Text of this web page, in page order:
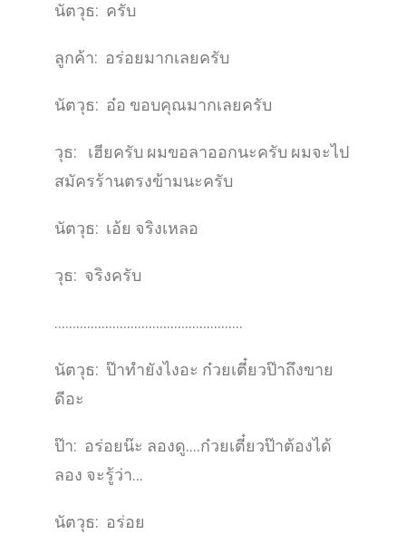
นัตวุธ: ครับ
ลูกค้า: อร่อยมากเลยครับ
นัตวุธ: อ๋อ ขอบคุณมากเลยครับ
วุธ: เฮียครับ ผมขอลาออกนะครับ ผมจะไป
สมัครร้านตรงข้ามนะครับ
นัตวุธ: เอ้ย จริงเหลอ
วุธ: จริงครับ
…………………………………………….
นัตวุธ: ป๊าทำยังไงอะ ก๋วยเตี๋ยวป๊าถึงขาย
ดีอะ
ป๊า: อร่อยน๊ะ ลองดู….ก๋วยเตี๋ยวป๊าต้องได้
ลอง จะรู้ว่า…
นัตวุธ: อร่อย